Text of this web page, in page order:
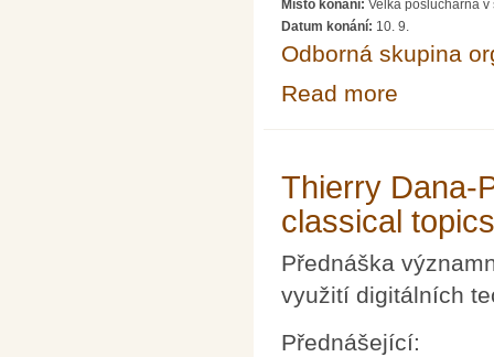
Místo konání: Velká posluchárna v
Datum konání: 10. 9.
Odborná skupina
Read more
Thierry Dana-
classical
Přednáška
využití digitálních
Přednášející: